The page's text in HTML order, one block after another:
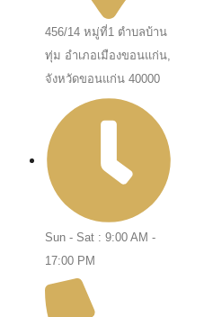
456/14 หมู่ที่1 ตำบลบ้าน
ทุ่ม อำเภอเมืองขอนแก่น,
จังหวัดขอนแก่น 40000
Sun - Sat : 9:00 AM -
17:00 PM